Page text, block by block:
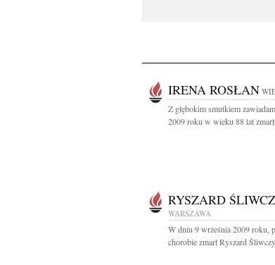
IRENA ROSŁAN
Z głębokim smutkiem
2009 roku w wieku 88 lat
RYSZARD
WARSZAWA
W dniu 9 września 2009 roku,
chorobie zmarł Ryszard